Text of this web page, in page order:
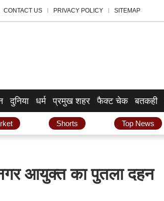
CONTACT US PRIVACY POLICY SITEMAP
दुनिया धर्म प्रमुख शहर फैक्ट चेक बतकही
Shorts Top News
आयुक्त का पुतला दहन